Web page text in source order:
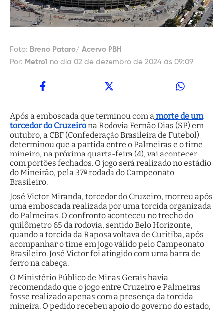
Foto: Breno Pataro/ Acervo PBH
Por: Metro1 no dia 02 de dezembro de 2024 às 09:09
Após a emboscada que terminou com a morte de um
torcedor do Cruzeirona Rodovia Fernão Dias (SP) em
outubro, a CBF (Confederação Brasileira de Futebol)
determinou que a partida entre o Palmeiras e o time
mineiro, na próxima quarta-feira (4), vai acontecer
com portões fechados. O jogo será realizado no estádio
do Mineirão, pela 37ª rodada do Campeonato
Brasileiro.
José Victor Miranda, torcedor do Cruzeiro, morreu após
uma emboscada realizada por uma torcida organizada
do Palmeiras. O confronto aconteceu no trecho do
quilômetro 65 da rodovia, sentido Belo Horizonte,
quando a torcida da Raposa voltava de Curitiba, após
acompanhar o time em jogo válido pelo Campeonato
Brasileiro. José Victor foi atingido com uma barra de
ferro na cabeça.
O Ministério Público de Minas Gerais havia
recomendado que o jogo entre Cruzeiro e Palmeiras
fosse realizado apenas com a presença da torcida
mineira. O pedido recebeu apoio do governo do estado,